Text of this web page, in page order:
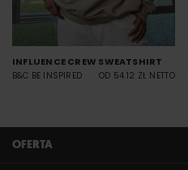
INFLUENCE CREW SWEATSHIRT
B&C BE INSPIRED OD 54.12 ZŁ NETTO
OFERTA